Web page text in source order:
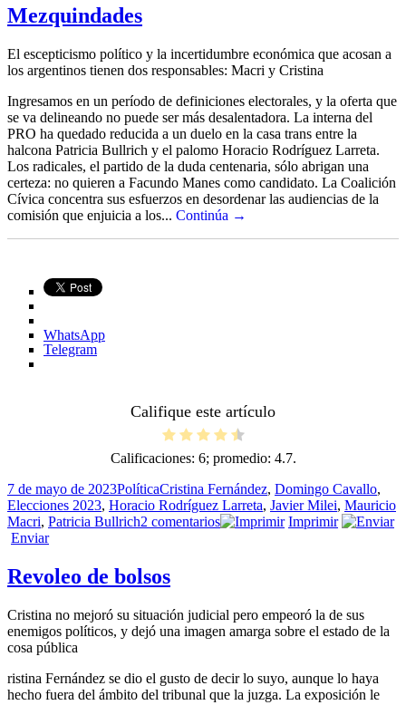
Mezquindades
El escepticismo político y la incertidumbre económica que acosan a
los argentinos tienen dos responsables: Macri y Cristina
Ingresamos en un período de definiciones electorales, y la oferta que
se va delineando no puede ser más desalentadora. La interna del
PRO ha quedado reducida a un duelo en la casa trans entre la
halcona Patricia Bullrich y el palomo Horacio Rodríguez Larreta.
Los radicales, el partido de la duda centenaria, sólo abrigan una
certeza: no quieren a Facundo Manes como candidato. La Coalición
Cívica concentra sus esfuerzos en desordenar las audiencias de la
comisión que enjuicia a los... Continúa →
WhatsApp
Telegram
Califique este artículo
Calificaciones: 6; promedio: 4.7.
Publicado
el
7 de mayo de 2023Categorías
PolíticaEtiquetas
Cristina Fernández, Domingo Cavallo,
Elecciones 2023, Horacio Rodríguez Larreta, Javier Milei, Mauricio
Macri, Patricia Bullrich2 comentariosen
Imprimir
Enviar
Revoleo de bolsos
Cristina no mejoró su situación judicial pero empeoró la de sus
enemigos políticos, y dejó una imagen amarga sobre el estado de la
cosa pública
ristina Fernández se dio el gusto de decir lo suyo, aunque lo haya
hecho fuera del ámbito del tribunal que la juzga. La exposición le